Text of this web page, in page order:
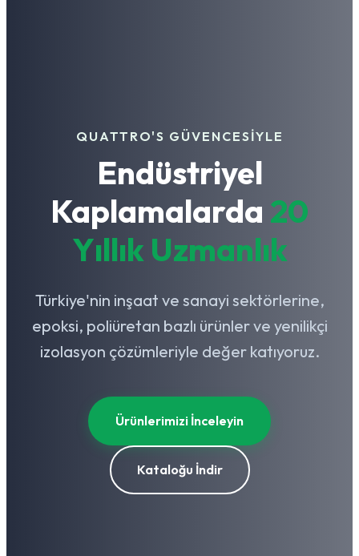
QUATTRO'S GÜVENCESİYLE
Endüstriyel
Kaplamalarda 20
Yıllık Uzmanlık
Türkiye'nin inşaat ve sanayi sektörlerine,
epoksi, poliüretan bazlı ürünler ve yenilikçi
izolasyon çözümleriyle değer katıyoruz.
Ürünlerimizi İnceleyin
Kataloğu İndir